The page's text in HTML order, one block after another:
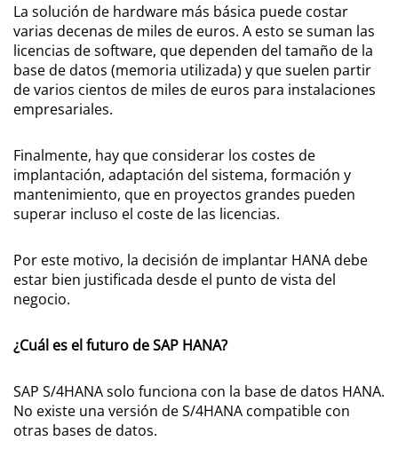
La solución de hardware más básica puede costar
varias decenas de miles de euros. A esto se suman las
licencias de software, que dependen del tamaño de la
base de datos (memoria utilizada) y que suelen partir
de varios cientos de miles de euros para instalaciones
empresariales.
Finalmente, hay que considerar los costes de
implantación, adaptación del sistema, formación y
mantenimiento, que en proyectos grandes pueden
superar incluso el coste de las licencias.
Por este motivo, la decisión de implantar HANA debe
estar bien justificada desde el punto de vista del
negocio.
¿Cuál es el futuro de SAP HANA?
SAP S/4HANA solo funciona con la base de datos HANA.
No existe una versión de S/4HANA compatible con
otras bases de datos.